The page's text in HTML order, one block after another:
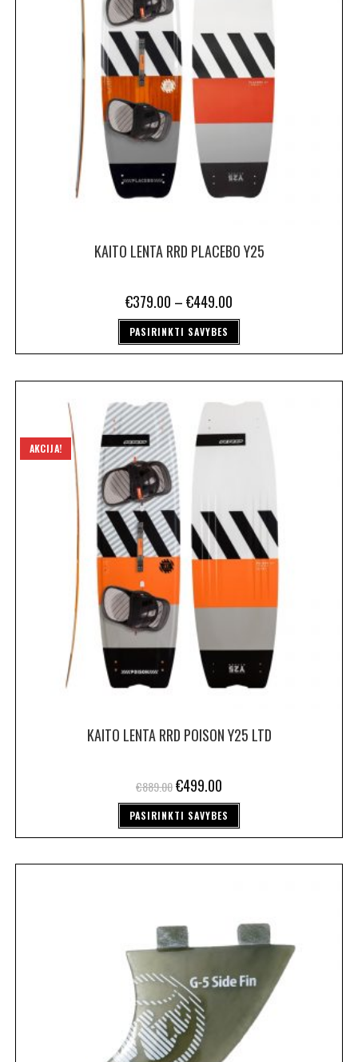
KAITO LENTA RRD PLACEBO Y25
€379.00 –€449.00
PASIRINKTI SAVYBES
AKCIJA!
KAITO LENTA RRD POISON Y25 LTD
€889.00€499.00
PASIRINKTI SAVYBES